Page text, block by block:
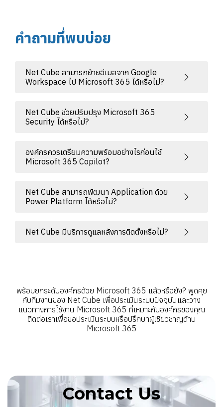
คำถามที่พบบ่อย
Net Cube สามารถย้ายอีเมลจาก Google
Workspace ไป Microsoft 365 ได้หรือไม่?
Net Cube ช่วยปรับปรุง Microsoft 365
Security ได้หรือไม่?
องค์กรควรเตรียมความพร้อมอย่างไรก่อนใช้
Microsoft 365 Copilot?
Net Cube สามารถพัฒนา Application ด้วย
Power Platform ได้หรือไม่?
Net Cube มีบริการดูแลหลังการติดตั้งหรือไม่?
พร้อมยกระดับองค์กรด้วย Microsoft 365 แล้วหรือยัง? พูดคุย
กับทีมงานของ Net Cube เพื่อประเมินระบบปัจจุบันและวาง
แนวทางการใช้งาน Microsoft 365 ที่เหมาะกับองค์กรของคุณ
ติดต่อเราเพื่อขอประเมินระบบหรือปรึกษาผู้เชี่ยวชาญด้าน
Microsoft 365
Contact Us